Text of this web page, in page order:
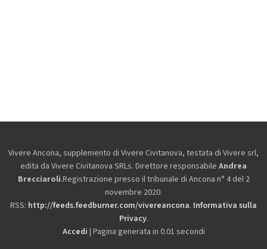
Vivere Ancona, supplemento di Vivere Civitanova, testata di Vivere srl,
edita da Vivere Civitanova SRLs. Direttore responsabile Andrea
Brecciaroli.Registrazione presso il tribunale di Ancona n° 4 del 2
novembre 2020.
RSS: http://feeds.feedburner.com/vivereancona. Informativa sulla
Privacy.
Accedi | Pagina generata in 0.01 secondi